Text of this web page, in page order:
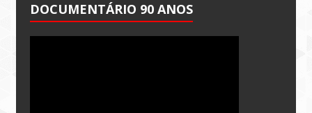
DOCUMENTÁRIO 90 ANOS